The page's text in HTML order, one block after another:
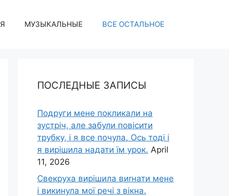
МУЗЫКАЛЬНЫЕ ВСЕ ОСТАЛЬНОЕ
ПОСЛЕДНЫЕ ЗАПИСЫ
Подруги мене покликали на
зустріч, але забули повісити
трубку, і я все почула. Ось тоді і
я вирішила надати їм урок. April
11, 2026
Свекруха вирішила виrнати мене
і викинула мої речі з вікна.